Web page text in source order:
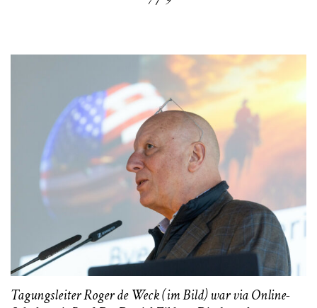
Tagungsleiter Roger de Weck (im Bild) war via Online-